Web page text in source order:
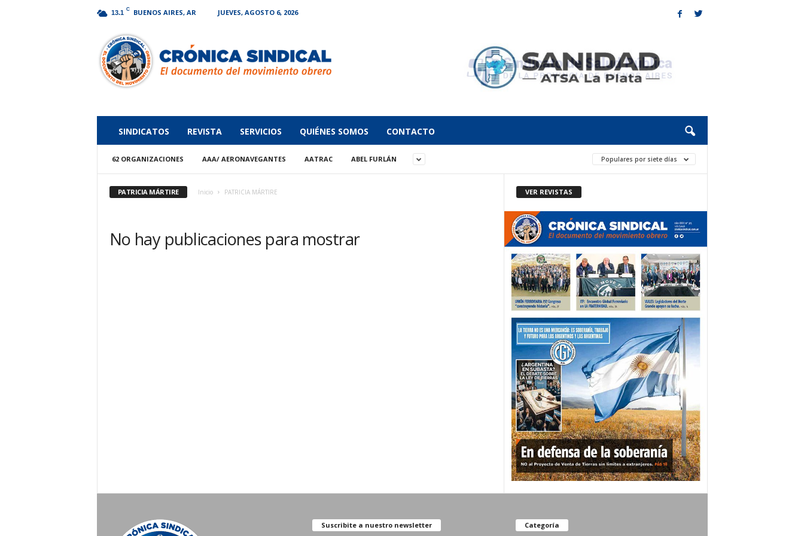
13.1 C BUENOS AIRES, AR JUEVES, AGOSTO 6, 2026
Sindical
SINDICATOS REVISTA SERVICIOS QUIÉNES SOMOS CONTACTO
62 ORGANIZACIONES AAA/ AERONAVEGANTES AATRAC ABEL FURLÁN Populares por siete días
PATRICIA MÁRTIRE Inicio PATRICIA MÁRTIRE
No hay publicaciones para mostrar
VER REVISTAS
Suscribite a nuestro newsletter Categoría